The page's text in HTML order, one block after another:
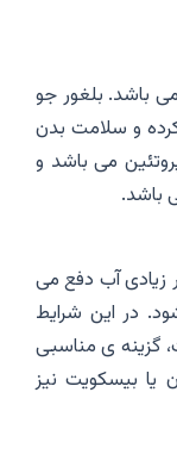
می باشد. بلغور جو
و سلامت بدن
می باشد و
باشد.
آب دفع می
در این شرایط
گزینه ی مناسبی
یا بیسکویت نیز